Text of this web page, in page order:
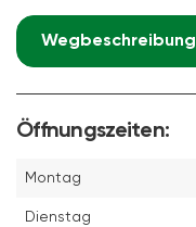
Wegbeschreibung
Öffnungszeiten:
Montag
Dienstag